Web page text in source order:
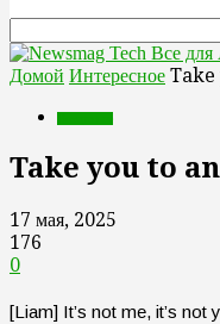
Все
Домой Интересное
Take you to
17 мая, 2025
176
0
[Liam] It’s not me, it’s not